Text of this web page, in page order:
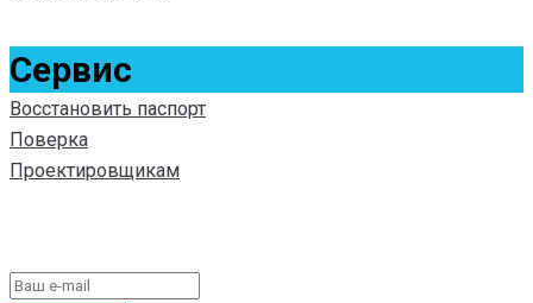
Сервис
Восстановить паспорт
Поверка
Проектировщикам